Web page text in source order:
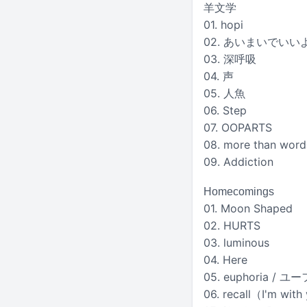
羊文学
01. hopi
02. あいまいでいい
03. 深呼吸
04. 声
05. 人魚
06. Step
07. OOPARTS
08. more than
09. Addiction
Homecomings
01. Moon Shaped
02. HURTS
03. luminous
04. Here
05. euphoria / ユー
06. recall（I'm with